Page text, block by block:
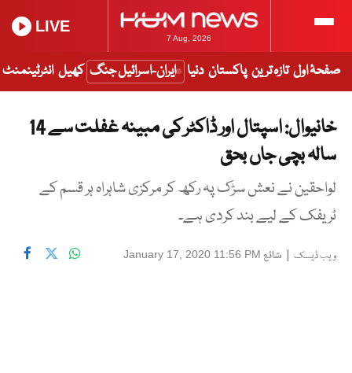
7 Aug, 2026
LIVE
صفحۂ اول تازہ ترین پاکستان دنیا ایران-اسرائیل جنگ کھیل انٹرٹینمنٹ
خانیوال: اسپتال اور ڈاکٹر کی مبینہ غفلت سے 14
سالہ بچی جاں بحق
لواحقین نے نعش سڑک پہ رکھ کر مرکزی شاہراہ ہر قسم کے
ٹریفک کے لیے بند کردی ہے۔
ویب ڈیسک | شائع January 17, 2020 11:56 PM